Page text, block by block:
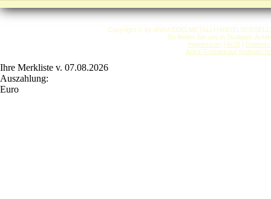
Copyright © by ANKA
So finden Sie uns in Stuttgart:
Impressum| AGB|
Anka Goldankauf Stuttgart
Ihre Merkliste v. 07.08.2026
Auszahlung:
Euro